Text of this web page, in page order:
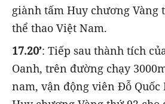
giành tấm Huy chương Vàng
thể thao Việt Nam.
17.20’: Tiếp sau thành tích
Oanh, trên đường chạy
nam, vận động viên Đỗ Quốc